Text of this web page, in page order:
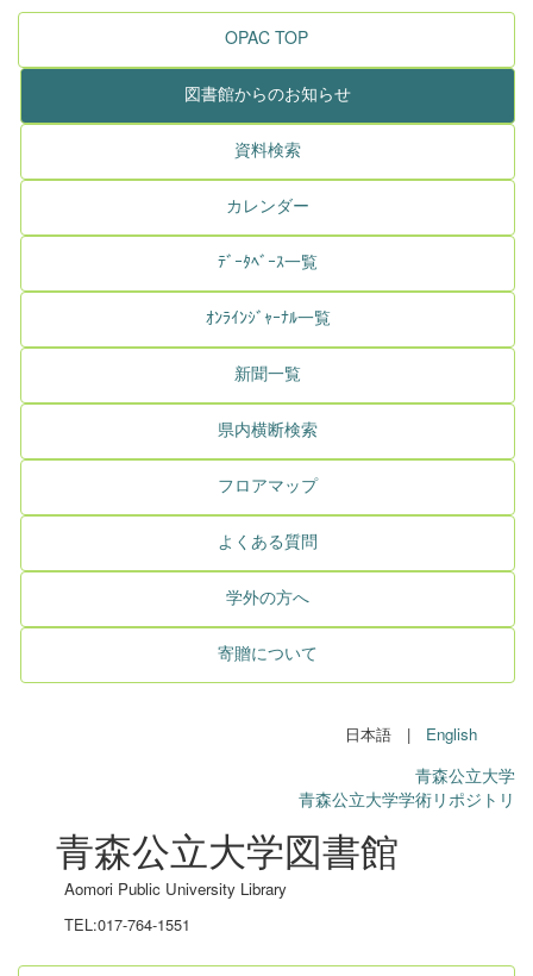
OPAC TOP
図書館からのお知らせ
資料検索
カレンダー
ﾃﾞｰﾀﾍﾞｰｽ一覧
ｵﾝﾗｲﾝｼﾞｬｰﾅﾙ一覧
新聞一覧
県内横断検索
フロアマップ
よくある質問
学外の方へ
寄贈について
日本語 | English
青森公立大学
青森公立大学学術リポジトリ
青森公立大学図書館
Aomori Public University Library
TEL:017-764-1551